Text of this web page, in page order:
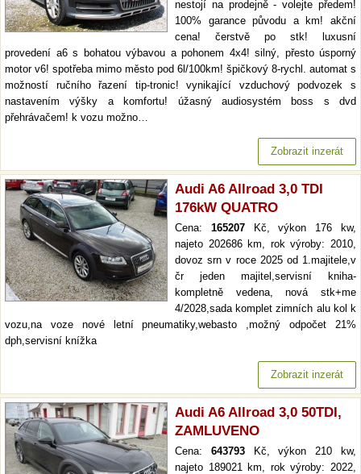
nestojí na prodejně - volejte předem!
100% garance původu a km! akční
cena! čerstvě po stk! luxusní
provedení a6 s bohatou výbavou a pohonem 4x4! silný, přesto úsporný
motor v6! spotřeba mimo město pod 6l/100km! špičkový 8-rychl. automat s
možností ručního řazení tip-tronic! vynikající vzduchový podvozek s
nastavením výšky a komfortu! úžasný audiosystém boss s dvd
přehrávačem! k vozu možno…
Zobrazit inzerát
Audi A6 Allroad 3,0 TDI
176kW QUATRO
Cena: 165207Kč, výkon 176 kw,
najeto 202686 km, rok výroby: 2010,
dovoz srn v roce 2025 od 1.majitele,v
čr jeden majitel,servisní kniha-
kompletně vedena, nová stk+me
4/2028,sada komplet zimních alu kol k
vozu,na voze nové letní pneumatiky,webasto ,možný odpočet 21%
dph,servisní knížka
Zobrazit inzerát
Audi A6 Allroad 3,0 50TDI,
ZAMLUVENO
Cena: 643793Kč, výkon 210 kw,
najeto 189021 km, rok výroby: 2022,